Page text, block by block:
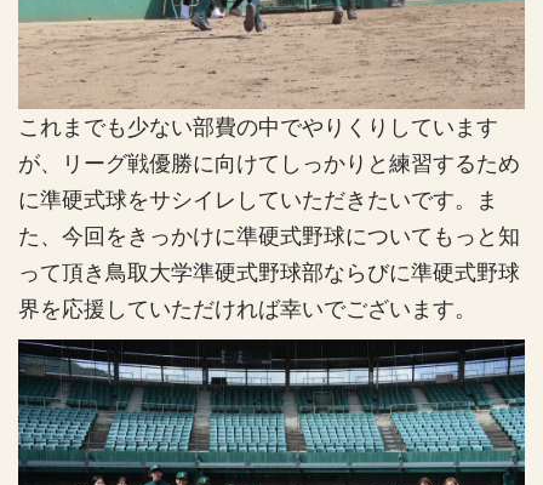
これまでも少ない部費の中でやりくりしています
が、リーグ戦優勝に向けてしっかりと練習するため
に準硬式球をサシイレしていただきたいです。ま
た、今回をきっかけに準硬式野球についてもっと知
って頂き鳥取大学準硬式野球部ならびに準硬式野球
界を応援していただければ幸いでございます。